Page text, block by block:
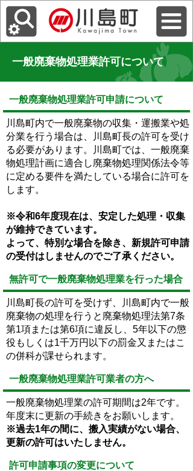
一般廃棄物処理業許可について
一般廃棄物処理業許可申請について
川島町内で一般廃棄物の収集・運搬業や処
分業を行う場合は、川島町長の許可を受け
る必要があります。川島町では、一般廃棄
物処理計画に適合し廃棄物処理関係法令等
に定める要件を満たしている場合に許可を
します。
※令和6年度現在は、安定した処理・収集
が維持できています。
よって、特別な場合を除き、新規許可申請
の受付はしませんのでご了承ください。
無許可で一般廃棄物処理業を行った場合
川島町長の許可を受けず、川島町内で一般
廃棄物の処理を行うと廃棄物処理法第7条
第1項または第6項に違反し、5年以下の懲
役もしくは1千万円以下の罰金又またはこ
の併科が課せられます。
一般廃棄物処理業許可業者の方へ
一般廃棄物処理業の許可期間は2年です。
年度末に更新の手続きをお願いします。
※過去1年の間に、搬入実績がない場合、
更新の許可はいたしません。
許可申請事項の変更について